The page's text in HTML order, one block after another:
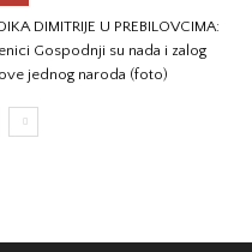
DIMITRIJE U PREBILOVCIMA:
Gospodnji su nada i zalog
jednog naroda (foto)